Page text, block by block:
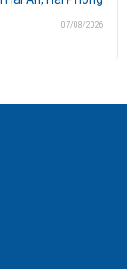
07/08/2026